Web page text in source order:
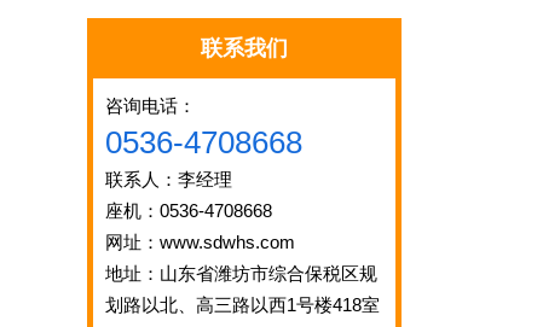
联系我们
咨询电话：
0536-4708668
联系人：李经理
座机：0536-4708668
网址：www.sdwhs.com
地址：山东省潍坊市综合保税区规
划路以北、高三路以西1号楼418室